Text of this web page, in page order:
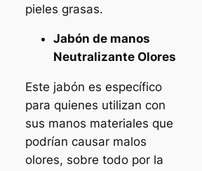
pieles grasas.
Jabón de manos
Neutralizante Olores
Este jabón es específico
para quienes utilizan con
sus manos materiales que
podrían causar malos
olores, sobre todo por la